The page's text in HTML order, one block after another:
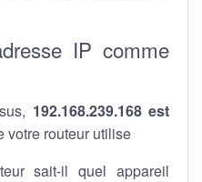
IP comme
192.168.239.168 est
votre routeur utilise
sait-il quel appareil